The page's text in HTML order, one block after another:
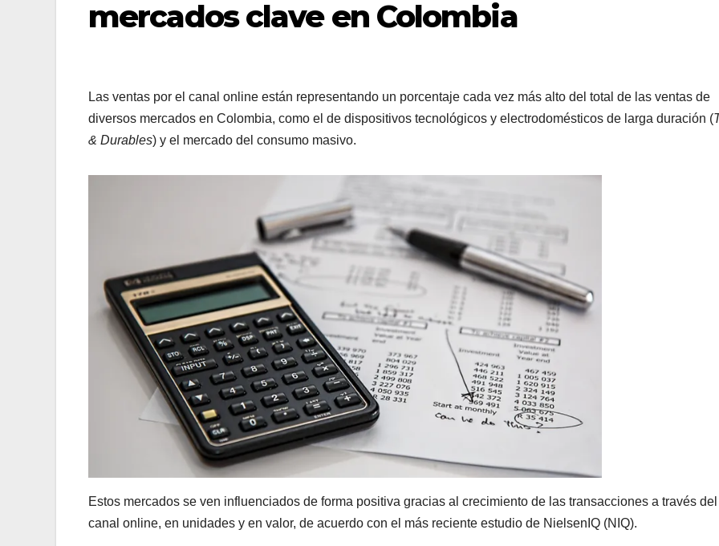
mercados clave en Colombia
Las ventas por el canal online están representando un porcentaje cada vez más alto del total de las ventas de
diversos mercados en Colombia, como el de dispositivos tecnológicos y electrodomésticos de larga duración (
& Durables) y el mercado del consumo masivo.
Estos mercados se ven influenciados de forma positiva gracias al crecimiento de las transacciones a través del
canal online, en unidades y en valor, de acuerdo con el más reciente estudio de NielsenIQ (NIQ).